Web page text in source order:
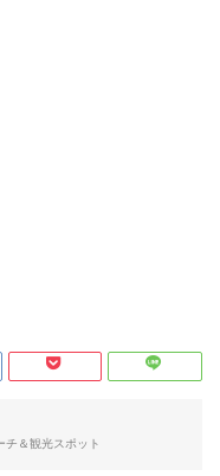
チ＆観光スポット